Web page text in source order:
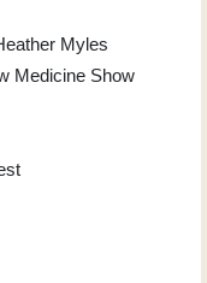
Myles
Medicine Show